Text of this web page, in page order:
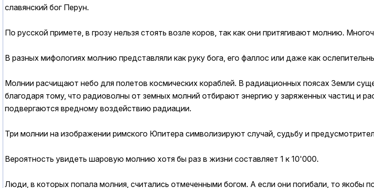
славянский бог Перун.
По русской примете, в грозу нельзя стоять возле коров, так как они притягивают молнию.
В разных мифологиях молнию представляли как руку бога, его фаллос или даже как
Молнии расчищают небо для полетов космических кораблей. В радиационных поясах Земли
благодаря тому, что радиоволны от земных молний отбирают энергию у заряженных частиц и
подвергаются вредному воздействию радиации.
Три молнии на изображении римского Юпитера символизируют случай, судьбу и
Вероятность увидеть шаровую молнию хотя бы раз в жизни составляет 1 к 10'000.
Люди, в которых попала молния, считались отмеченными богом. А если они погибали, то якобы